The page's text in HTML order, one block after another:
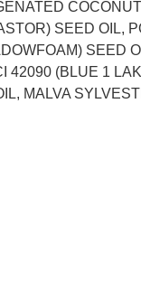
SEED OIL,
SEED
(BLUE 1
MALVA